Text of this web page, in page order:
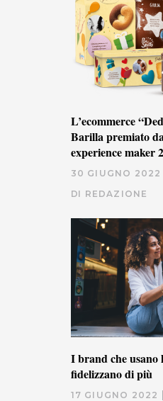
L’ecommerce
Barilla premiato
experience maker
30 GIUGNO 2022
DI REDAZIONE
I brand che usano
fidelizzano di più
17 GIUGNO 2022